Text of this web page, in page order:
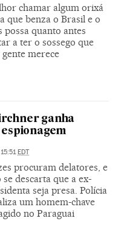
chamar algum orixá
que benza o Brasil e o
possa quanto antes
a ter o sossego que
gente merece
ganha
EDT
procuram delatores, e
se descarta que a ex-
seja presa. Polícia
um homem-chave
no Paraguai